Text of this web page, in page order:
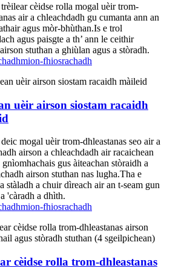
cèidse rolla mogal uèir trom-
air a chleachdadh gu cumanta ann an
agus mòr-bhùthan.Is e trol
agus paisgte a th’ ann le ceithir
stuthan a ghiùlan agus a stòradh.
mion-fhiosrachadh
uèir airson siostam racaidh
mogal uèir trom-dhleastanas seo air a
airson a chleachdadh air racaichean
gus àiteachan stòraidh a
airson stuthan nas lugha.Tha e
stàladh a chuir dìreach air an t-seam gun
'càradh a dhìth.
mion-fhiosrachadh
cèidse rolla trom-dhleastanas